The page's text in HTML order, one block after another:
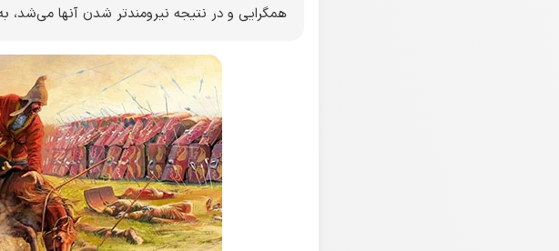
همگرایی و در نتیجه نیرومندتر شدن آنها می‌شد،